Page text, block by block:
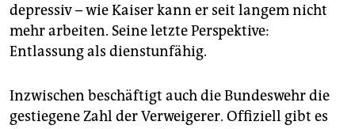
depressiv – wie Kaiser kann er seit langem nicht
mehr arbeiten. Seine letzte Perspektive:
Entlassung als dienstunfähig.
Inzwischen beschäftigt auch die Bundeswehr die
gestiegene Zahl der Verweigerer. Offiziell gibt es